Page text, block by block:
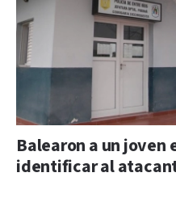
Balearon a un joven
identificar al